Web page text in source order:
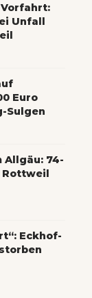
Unfall
Euro
Sulgen
74-
Rottweil
Eckhof-